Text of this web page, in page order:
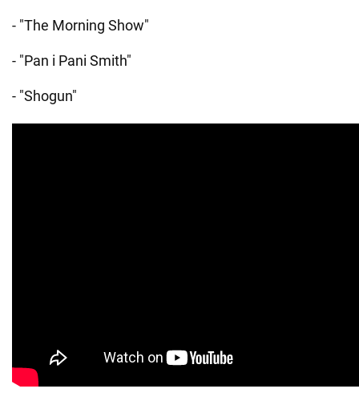
- "The Morning Show"
- "Pan i Pani Smith"
- "Shogun"